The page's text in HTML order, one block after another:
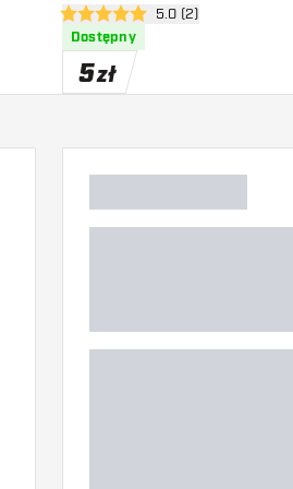
otwórz panel recenzji
5 gwiazdki oceny5.0 (2)
Dostępny
5zł